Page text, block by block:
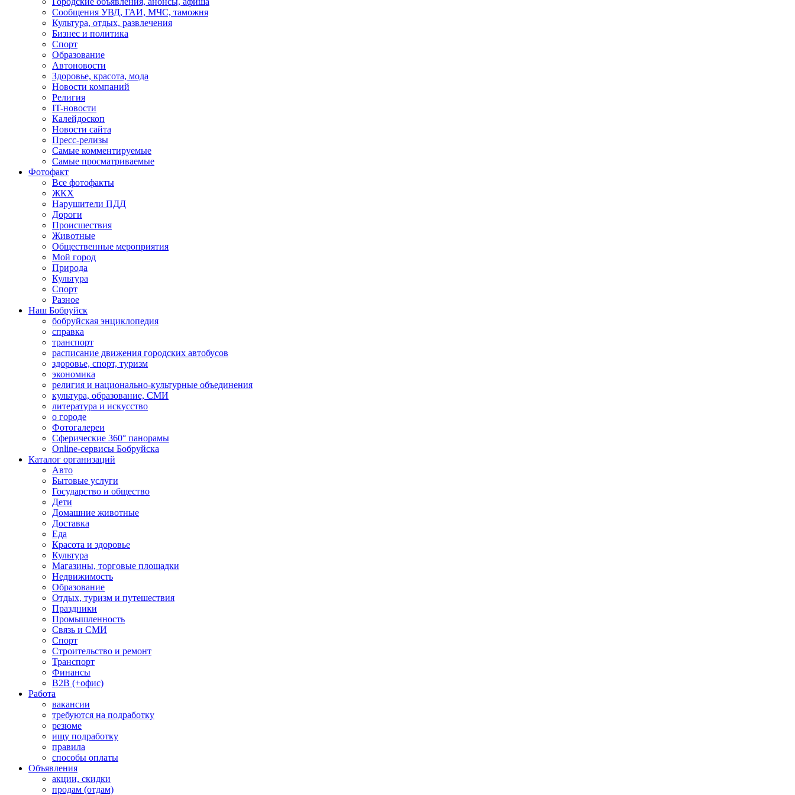
Сообщения УВД, ГАИ, МЧС, таможня
Культура, отдых, развлечения
Бизнес и политика
Спорт
Образование
Автоновости
Здоровье, красота, мода
Новости компаний
Религия
IT-новости
Калейдоскоп
Новости сайта
Пресс-релизы
Самые комментируемые
Самые просматриваемые
Фотофакт
Все фотофакты
ЖКХ
Нарушители ПДД
Дороги
Происшествия
Животные
Общественные мероприятия
Мой город
Природа
Культура
Спорт
Разное
Наш Бобруйск
бобруйская энциклопедия
справка
транспорт
расписание движения городских автобусов
здоровье, спорт, туризм
экономика
религия и национально-культурные объединения
культура, образование, СМИ
литература и искусство
о городе
Фотогалереи
Сферические 360° панорамы
Online-сервисы Бобруйска
Каталог организаций
Авто
Бытовые услуги
Государство и общество
Дети
Домашние животные
Доставка
Еда
Красота и здоровье
Культура
Магазины, торговые площадки
Недвижимость
Образование
Отдых, туризм и путешествия
Праздники
Промышленность
Связь и СМИ
Спорт
Строительство и ремонт
Транспорт
Финансы
B2B (+офис)
Работа
вакансии
требуются на подработку
резюме
ищу подработку
правила
способы оплаты
Объявления
акции, скидки
продам (отдам)